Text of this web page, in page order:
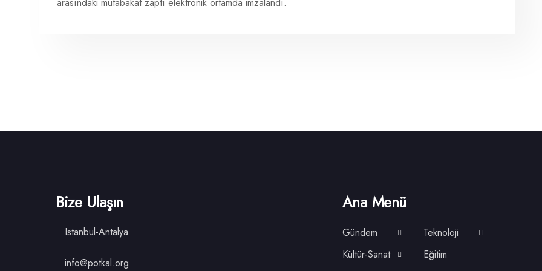
Bize Ulaşın
Istanbul-Antalya
info@potkal.org
Ana Menü
Gündem
Teknoloji
Kültür-Sanat
Eğitim